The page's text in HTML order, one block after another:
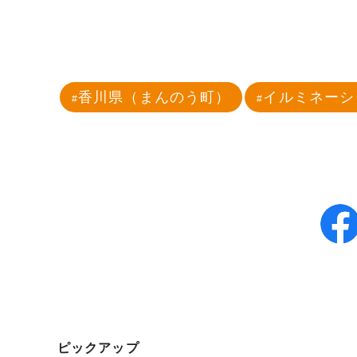
香川県（まんのう町） イルミネー
ピックアップ